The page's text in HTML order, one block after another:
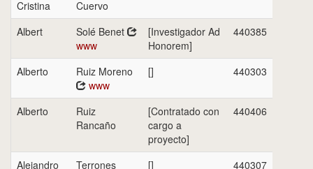
Cristina
Cuervo
Albert
Solé Benet
www
[Investigador Ad
Honorem]
440385
Alberto
Ruiz Moreno
www
[] 440303
Alberto
Ruiz
Rancaño
[Contratado con
cargo a
proyecto]
440406
Alejandro
Terrones
[] 440307